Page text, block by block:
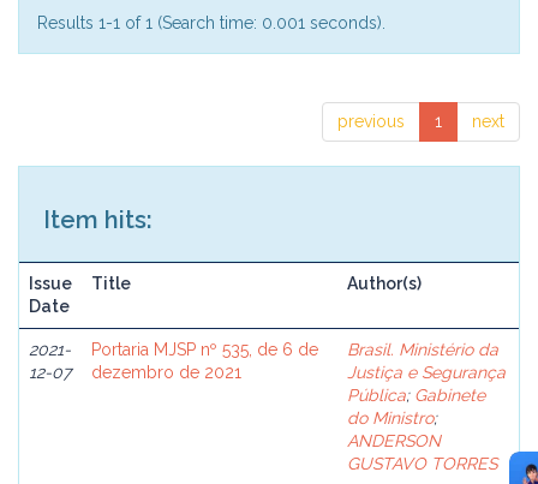
Results 1-1 of 1 (Search time: 0.001 seconds).
previous 1 next
Item hits:
Issue
Date
Title Author(s)
2021-
12-07
Portaria MJSP nº 535, de 6 de
dezembro de 2021
Brasil. Ministério da
Justiça e Segurança
Pública; Gabinete
do Ministro;
ANDERSON
GUSTAVO TORRES